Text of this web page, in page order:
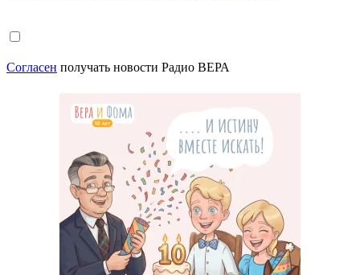
Согласен получать новости Радио ВЕРА